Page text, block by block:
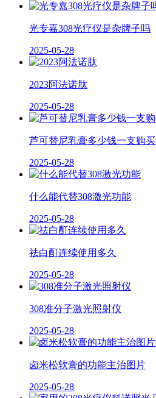
光专嘉308光疗仪是杂牌子吗
2025-05-28
2023阿法诺肽
2025-05-28
芦可替尼乳膏多少钱一支购买
2025-05-28
什么能代替308激光功能
2025-05-28
祛白酊连续使用多久
2025-05-28
308准分子激光照射仪
2025-05-28
卤米松软膏的功能主治图片
2025-05-28